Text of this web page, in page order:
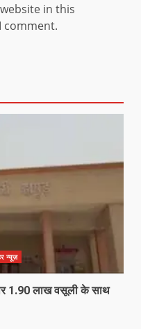
in this
comment.
न्यूज़
1.90 लाख वसूली के साथ